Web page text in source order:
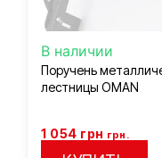
В наличии
Поручень
лестницы OMAN
1 054 грн грн.